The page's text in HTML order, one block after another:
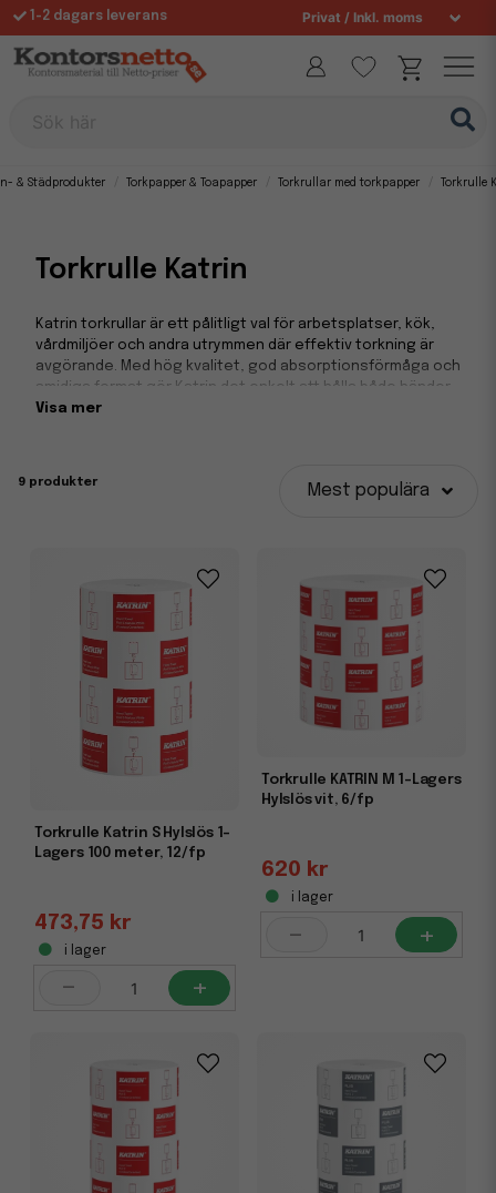
Fri frakt över 995 kr
& Städprodukter Torkpapper & Toapapper Torkrullar med torkpapper Torkrulle
Torkrulle Katrin
Katrin torkrullar är ett pålitligt val för arbetsplatser, kök,
vårdmiljöer och andra utrymmen där effektiv torkning är
avgörande. Med hög kvalitet, god absorptionsförmåga och
smidiga format gör Katrin det enkelt att hålla både händer
och ytor rena. Här hittar du ett brett sortiment av
industriverksamhet erbjuder Katrin torkrullar en hygienisk
och praktisk lösning. Pappret är slitstarkt, ger en effektiv
avtorkning och minskar förbrukningen genom smarta
dispenserlösningar. Med miljömärkningar som Svanen och
FSC kan du dessutom välja ett hållbart alternativ som bidrar
till en mer klimatsmart vardag.
Katrin torkrullar med dispenserlösningar
Katrins torkrullar är kompatibla med flera olika typer av
torkrulledispensrar, vilket gör dem enkla att använda och
ekonomiska i drift. Dispensern portionerar rätt mängd
förbrukning och högre hygiennivå. Ett smart val för både
företag och privatpersoner som vill ha en
Visa mer
9 produkter Mest populära
Torkrulle Katrin S Hylslös 1-
Lagers 100 meter, 12/fp
473,75 kr
i lager
- +
Torkrulle KATRIN M 1-Lagers
Hylslös vit, 6/fp
620 kr
i lager
- +